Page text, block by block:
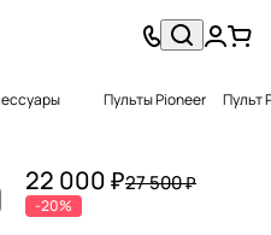
Пульты Pioneer Пульт
22 000 ₽27 500 ₽
-20%